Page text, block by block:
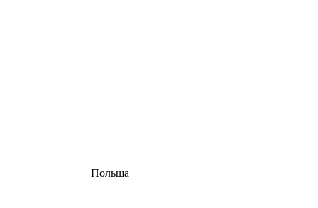
Польша